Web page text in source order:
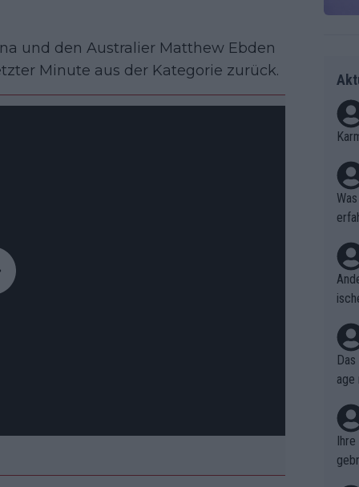
und den Australier Matthew Ebden
Minute aus der Kategorie zurück.
age
ben.